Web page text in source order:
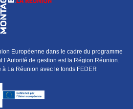
Européenne dans le cadre du programme
l’Autorité de gestion est la Région Réunion.
à La Réunion avec le fonds FEDER